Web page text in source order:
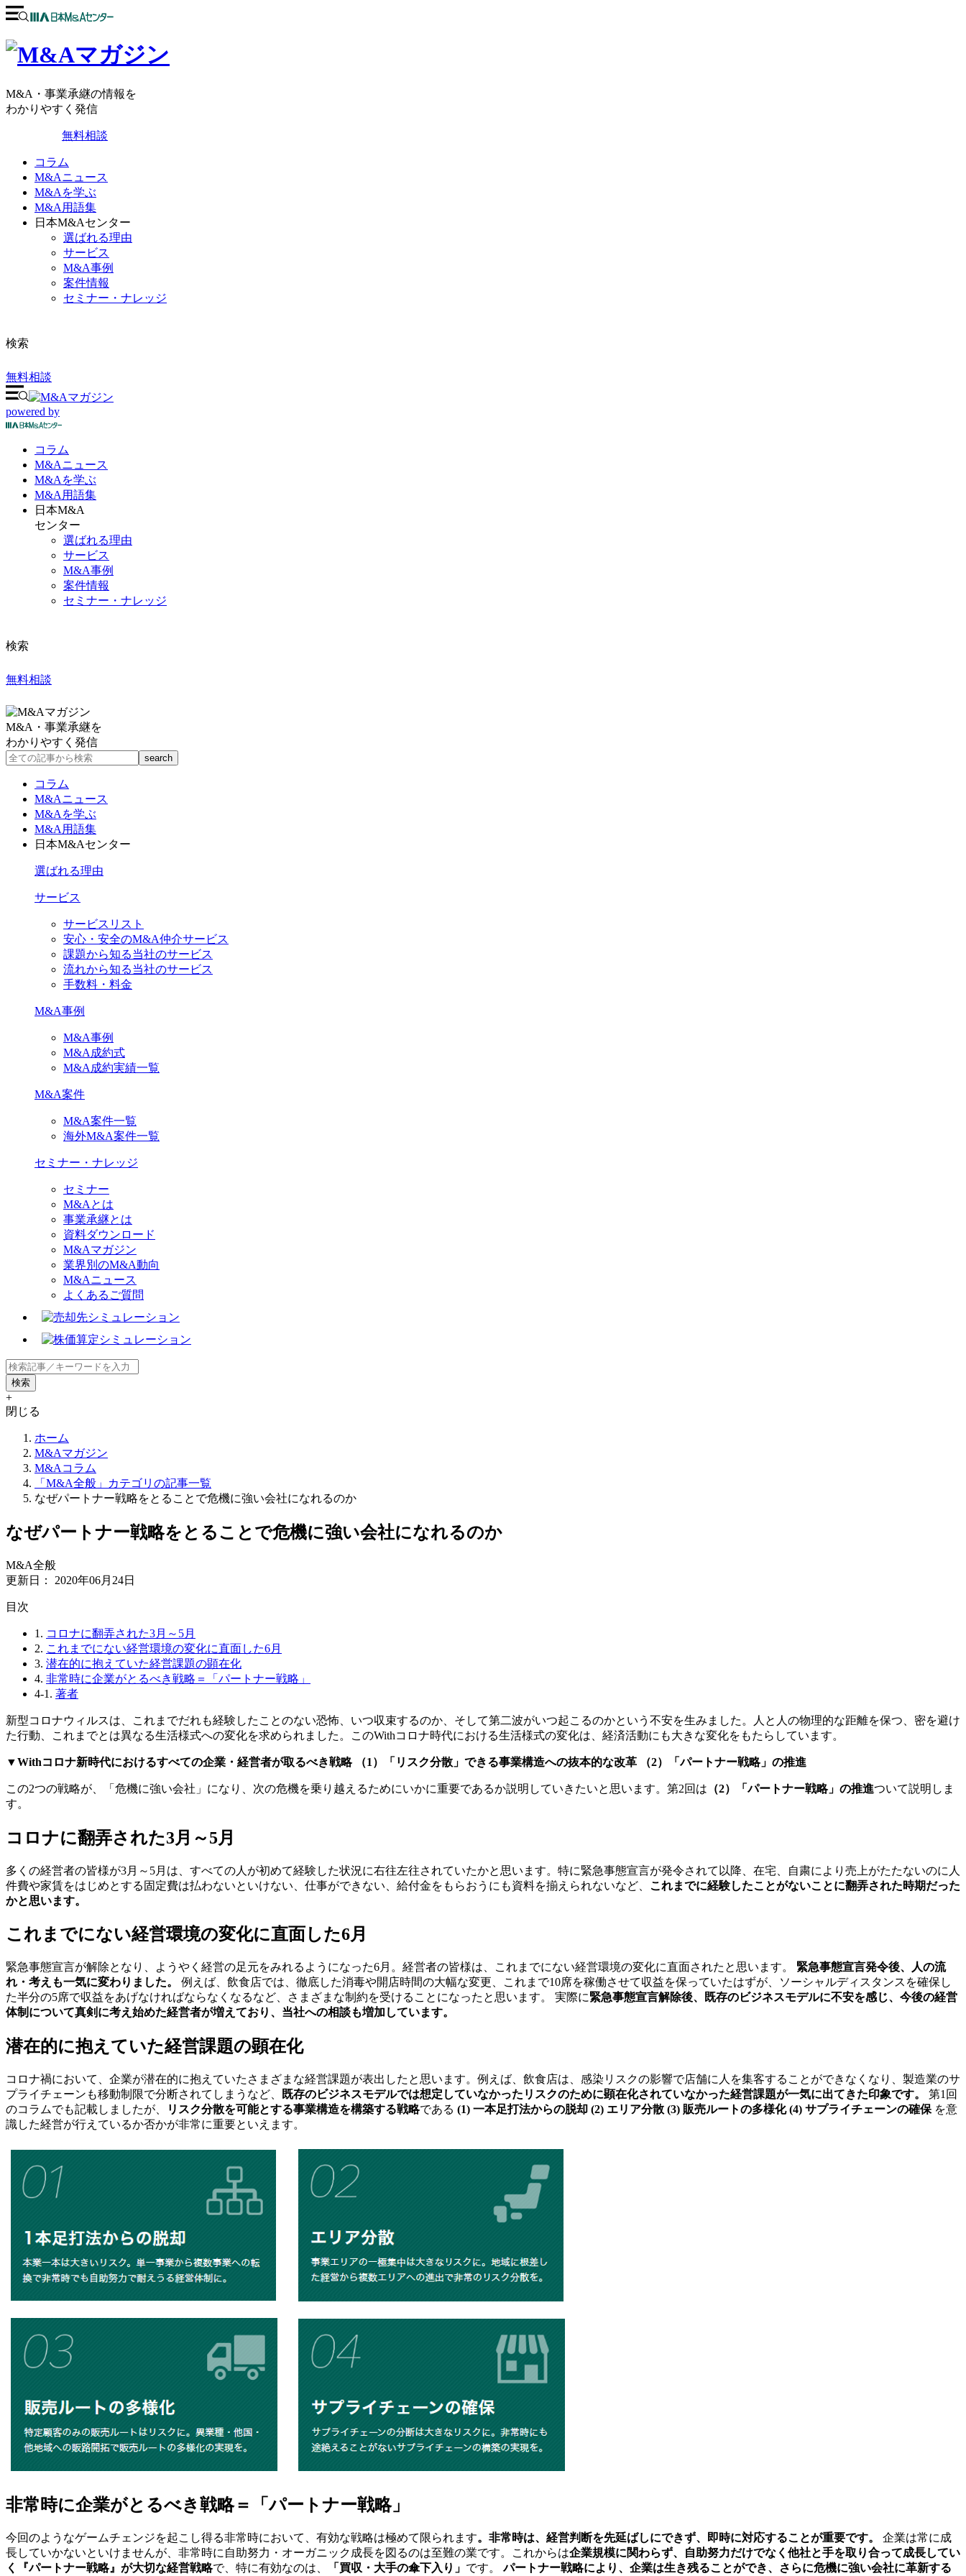
M&A・事業承継の情報を
わかりやすく発信
無料相談
コラム
M&Aニュース
M&Aを学ぶ
M&A用語集
日本M&Aセンター
選ばれる理由
サービス
M&A事例
案件情報
セミナー・ナレッジ
検索
無料相談
powered by
コラム
M&Aニュース
M&Aを学ぶ
M&A 用語集
日本M&A
センター
選ばれる理由
サービス
M&A事例
案件情報
セミナー・ナレッジ
検索
無料相談
M&A・事業承継を
わかりやすく発信
コラム
M&Aニュース
M&Aを学ぶ
M&A用語集
日本M&Aセンター
選ばれる理由
サービス
サービスリスト
安心・安全のM&A仲介サービス
課題から知る当社のサービス
流れから知る当社のサービス
手数料・料金
M&A事例
M&A事例
M&A成約式
M&A成約実績一覧
M&A案件
M&A案件一覧
海外M&A案件一覧
セミナー・ナレッジ
セミナー
M&Aとは
事業承継とは
資料ダウンロード
M&Aマガジン
業界別のM&A動向
M&Aニュース
よくあるご質問
+
閉じる
ホーム
M&Aマガジン
M&Aコラム
「M&A全般」カテゴリの記事一覧
なぜパートナー戦略をとることで危機に強い会社になれるのか
なぜパートナー戦略をとることで危機に強い会社になれるのか
M&A全般
更新日： 2020年06月24日
⽬次
1. コロナに翻弄された3月～5月
2. これまでにない経営環境の変化に直面した6月
3. 潜在的に抱えていた経営課題の顕在化
4. 非常時に企業がとるべき戦略＝「パートナー戦略」
4-1. 著者
新型コロナウィルスは、これまでだれも経験したことのない恐怖、いつ収束するのか、そして第二波がいつ起こるのかという不安を生みました。人と人の物理的な距離を保つ、密を避け
た行動、これまでとは異なる生活様式への変化を求められました。このWithコロナ時代における生活様式の変化は、経済活動にも大きな変化をもたらしています。
▼Withコロナ新時代におけるすべての企業・経営者が取るべき戦略 （1）「リスク分散」できる事業構造への抜本的な改革 （2）「パートナー戦略」の推進
この2つの戦略が、「危機に強い会社」になり、次の危機を乗り越えるためにいかに重要であるか説明していきたいと思います。第2回は （2）「パートナー戦略」の推進ついて説明しま
す。
コロナに翻弄された3月～5月
多くの経営者の皆様が3月～5月は、すべての人が初めて経験した状況に右往左往されていたかと思います。特に緊急事態宣言が発令されて以降、在宅、自粛により売上がたたないのに人
件費や家賃をはじめとする固定費は払わないといけない、仕事ができない、給付金をもらおうにも資料を揃えられないなど、 これまでに経験したことがないことに翻弄された時期だった
かと思います。
これまでにない経営環境の変化に直面した6月
緊急事態宣言が解除となり、ようやく経営の足元をみれるようになった6月。経営者の皆様は、これまでにない経営環境の変化に直面されたと思います。 緊急事態宣言発令後、人の流
れ・考えも一気に変わりました。
例えば、飲食店では、徹底した消毒や開店時間の大幅な変更、これまで10席を稼働させて収益を保っていたはずが、ソーシャルディスタンスを確保し
た半分の5席で収益をあげなければならなくなるなど、さまざまな制約を受けることになったと思います。 実際に緊急事態宣言解除後、既存のビジネスモデルに不安を感じ、今後の経営
体制について真剣に考え始めた経営者が増えており、当社への相談も増加しています。
潜在的に抱えていた経営課題の顕在化
コロナ禍において、企業が潜在的に抱えていたさまざまな経営課題が表出したと思います。例えば、飲食店は、感染リスクの影響で店舗に人を集客することができなくなり、製造業のサ
プライチェーンも移動制限で分断されてしまうなど、
既存のビジネスモデルでは想定していなかったリスクのために顕在化されていなかった経営課題が一気に出てきた印象です。
第1回
のコラムでも記載しましたが、
リスク分散を可能とする事業構造を構築する戦略である (1) 一本足打法からの脱却 (2) エリア分散 (3) 販売ルートの多様化 (4) サプライチェーンの確保 を意
識した経営が行えているか否かが非常に重要といえます。
非常時に企業がとるべき戦略＝「パートナー戦略」
今回のようなゲームチェンジを起こし得る非常時において、有効な戦略は極めて限られます。非常時は、経営判断を先延ばしにできず、即時に対応することが重要です。
企業は常に成
長していかないといけませんが、非常時に自助努力・オーガニック成長を図るのは至難の業です。これからは企業規模に関わらず、自助努力だけでなく他社と手を取り合って成長してい
く『パートナー戦略』が大切な経営戦略で、特に有効なのは、 「買収・大手の傘下入り」 です。パートナー戦略により、企業は生き残ることができ、さらに危機に強い会社に革新する